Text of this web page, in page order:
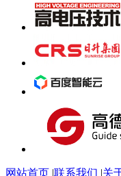
网站首页 |联系我们 |关